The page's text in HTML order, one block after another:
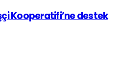
Kooperatifi’ne destek